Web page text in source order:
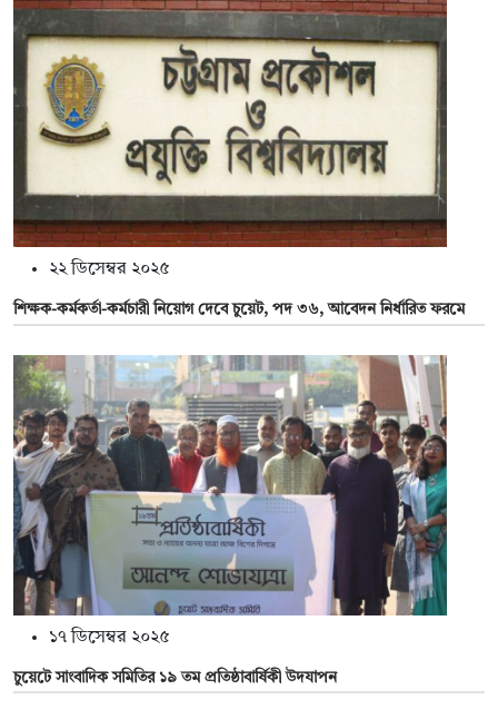
২২ ডিসেম্বর ২০২৫
শিক্ষক-কর্মকর্তা-কর্মচারী নিয়োগ দেবে চুয়েট, পদ ৩৬, আবেদন নির্ধারিত ফরমে
১৭ ডিসেম্বর ২০২৫
চুয়েটে সাংবাদিক সমিতির ১৯ তম প্রতিষ্ঠাবার্ষিকী উদযাপন